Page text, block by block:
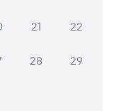
данных
21 22
28 29